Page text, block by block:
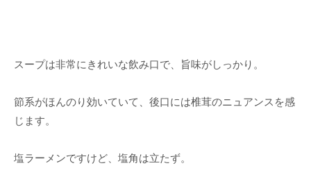
スープは非常にきれいな飲み口で、旨味がしっかり。
節系がほんのり効いていて、後口には椎茸のニュアンスを感
じます。
塩ラーメンですけど、塩角は立たず。